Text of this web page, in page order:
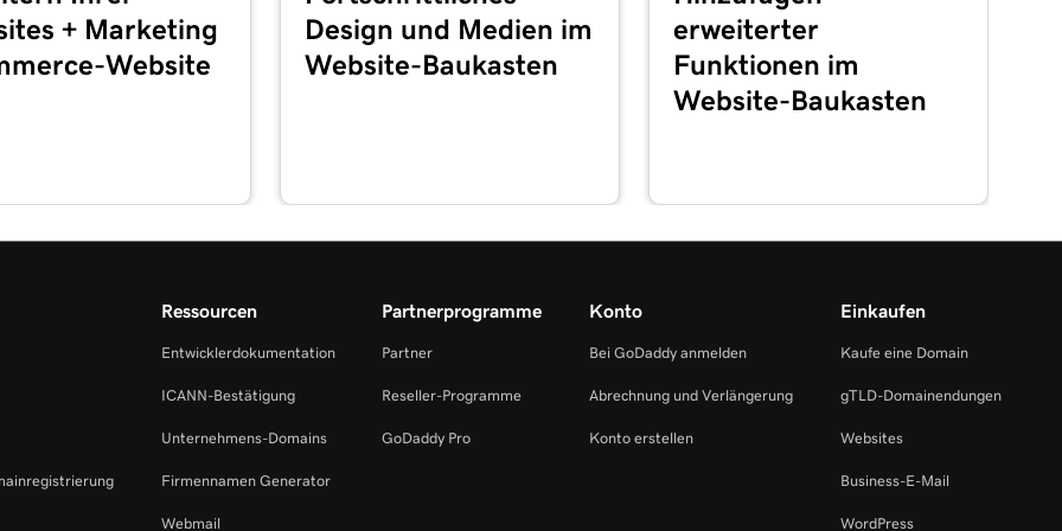
an
2m 44s
+ Marketing
an
2m 56s
Websites +
1m 23s
+ Marketing
Website
Design und Medien im
Website-Baukasten
erweiterter
Funktionen im
Website-Baukasten
Ressourcen
Entwicklerdokumentation
ICANN-Bestätigung
Unternehmens-Domains
Firmennamen Generator
Webmail
Partnerprogramme
Partner
Reseller-Programme
GoDaddy Pro
Konto
Bei GoDaddy anmelden
Abrechnung und Verlängerung
Konto erstellen
Einkaufen
Kaufe eine Domain
gTLD-Domainendungen
Websites
Business-E-Mail
WordPress